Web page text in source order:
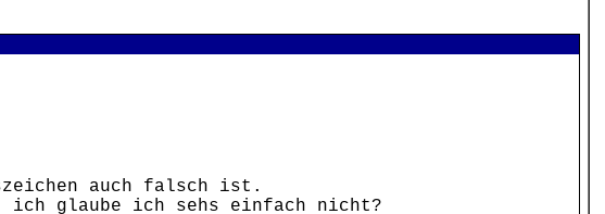
auch falsch ist.
glaube ich sehs einfach nicht?